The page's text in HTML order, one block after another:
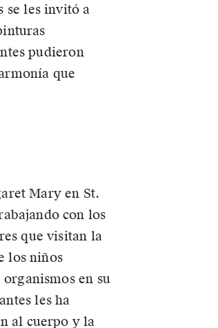
se les invitó a
pudieron
que
Mary en St.
con los
que visitan la
los niños
en su
les ha
al cuerpo y la